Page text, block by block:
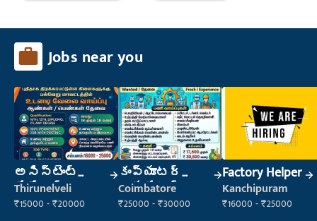
Jobs near you
అసిస్టెంట్
మేనేజర్
Thirunelveli
₹15000 - ₹20000
కంప్యూటర్
ఆపరేటర్
Coimbatore
₹25000 - ₹30000
Factory Helper
Kanchipuram
₹16000 - ₹25000